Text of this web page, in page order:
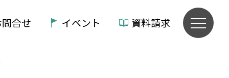
合せ イベント 資料請求